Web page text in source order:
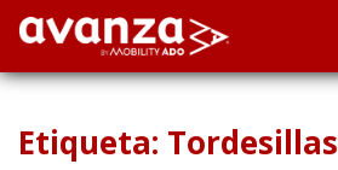
Etiqueta: Tordesillas